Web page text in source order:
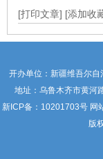
[打印文章] [添加收
开办单位：新疆维吾尔
地址：乌鲁木齐市黄河
新ICP备： 10201703号 网
版